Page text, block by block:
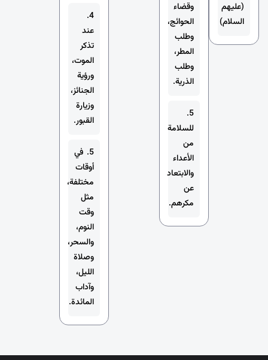
(عليهم
السلام)
وقضاء
الحوائج،
وطلب
المطر،
وطلب
الذرية.
5.
للسلامة
من
الأعداء
والابتعاد
عن
مكرهم.
4.
عند
تذكر
الموت،
ورؤية
الجنائز،
وزيارة
القبور.
5. في
أوقات
مختلفة،
مثل
وقت
النوم،
والسحر،
وصلاة
الليل،
وآداب
المائدة.